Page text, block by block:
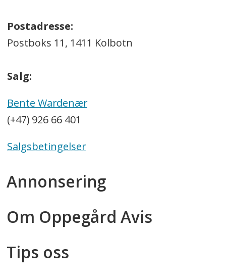
Postadresse:
Postboks 11, 1411 Kolbotn
Salg:
Bente Wardenær
(+47) 926 66 401
Salgsbetingelser
Annonsering
Om Oppegård Avis
Tips oss